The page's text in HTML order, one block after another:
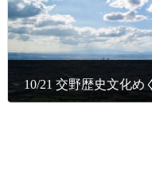
10/21 交野歴史文化め